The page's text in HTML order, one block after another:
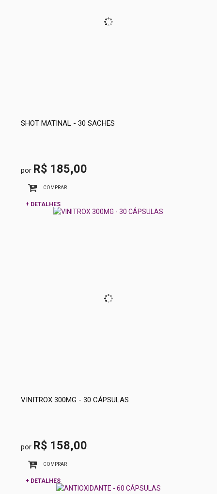
SHOT MATINAL - 30 SACHES
por R$ 185,00
COMPRAR
+ DETALHES
VINITROX 300MG - 30 CÁPSULAS
por R$ 158,00
COMPRAR
+ DETALHES